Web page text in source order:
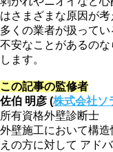
はさまざまな原因が考
多くの業者が扱って
不安なことがあるの
します。
この記事の監修者
佐伯 明彦 (株式会社ソ
所有資格外壁診断士
外壁施工において構
えの方に対して アド